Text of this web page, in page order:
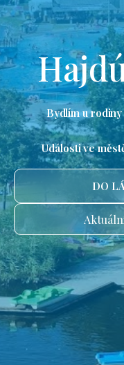
Bydlím u rodiny
Události ve
DO